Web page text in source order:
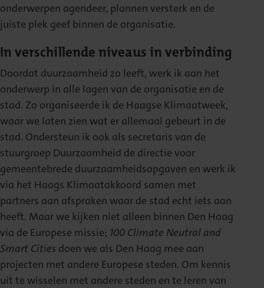
onderwerpen agendeer, plannen versterk en de
juiste plek geef binnen de organisatie.
In verschillende niveaus in verbinding
Doordat duurzaamheid zo leeft, werk ik aan het
onderwerp in alle lagen van de organisatie en de
stad. Zo organiseerde ik de Haagse Klimaatweek,
waar we laten zien wat er allemaal gebeurt in de
stad. Ondersteun ik ook als secretaris van de
stuurgroep Duurzaamheid de directie voor
gemeentebrede duurzaamheidsopgaven en werk ik
via het Haags Klimaatakkoord samen met
partners aan afspraken waar de stad echt iets aan
heeft. Maar we kijken niet alleen binnen Den Haag
via de Europese missie; 100 Climate Neutral and
Smart Cities doen we als Den Haag mee aan
projecten met andere Europese steden. Om kennis
uit te wisselen met andere steden en te leren van